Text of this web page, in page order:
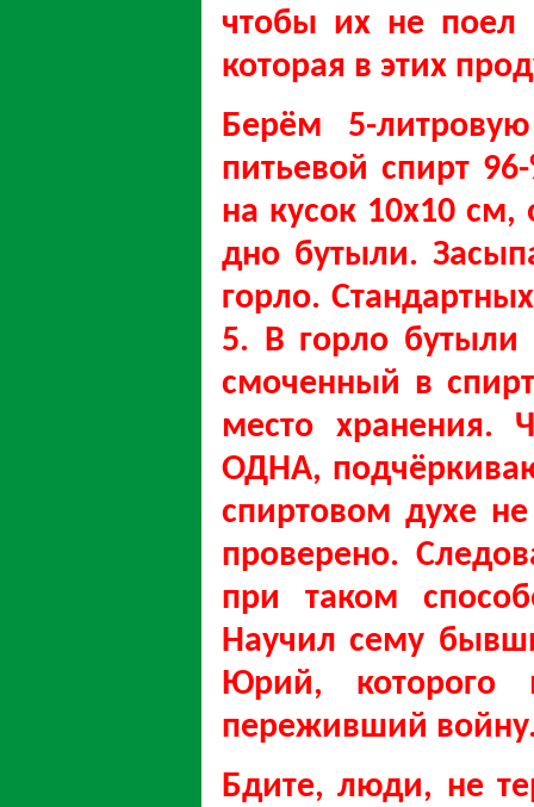
чтобы их не
которая в этих
Берём 5-
питьевой спирт
на кусок 10х10
дно бутыли.
горло.
5. В горло бутыли
смоченный в
место хранения.
ОДНА,
спиртовом духе
проверено.
при таком
Научил сему
Юрий, которого
переживший
Бдите, люди, не